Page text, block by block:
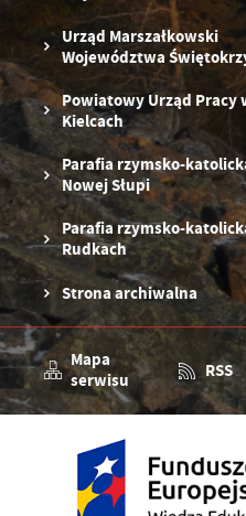
Urząd Marszałkowski
Województwa
Powiatowy Urząd Pracy
Kielcach
Parafia rzymsko-
Nowej Słupi
Parafia rzymsko-
Rudkach
Strona archiwalna
Mapa
serwisu
RSS